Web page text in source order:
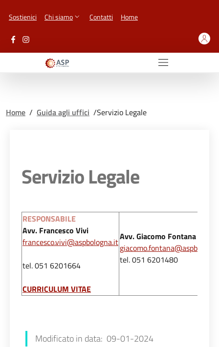
Sostienici Chi siamo Contatti Home
Home / Guida agli uffici /Servizio Legale
Servizio Legale
RESPONSABILE
Avv. Francesco Vivi
francesco.vivi@aspbologna.it
tel. 051 6201664
CURRICULUM VITAE
Avv. Giacomo Fontana
tel. 051 6201480
Modificato in data: 09-01-2024